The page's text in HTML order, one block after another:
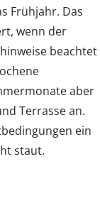
Frühjahr. Das
wenn der
beachtet
aber
Terrasse an.
ein
staut.